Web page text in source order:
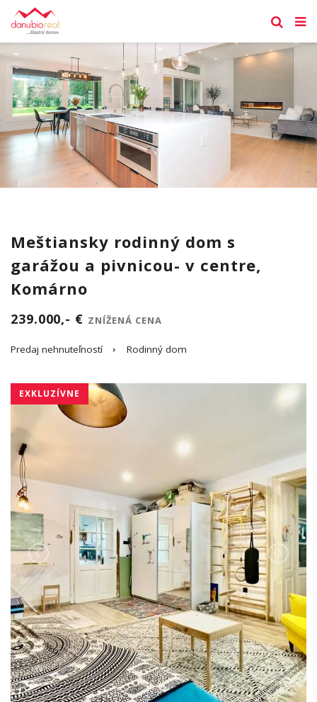
Meštiansky rodinný dom s
garážou a pivnicou- v centre,
Komárno
239.000,- € ZNÍŽENÁ CENA
Predaj nehnuteľností Rodinný dom
EXKLUZÍVNE